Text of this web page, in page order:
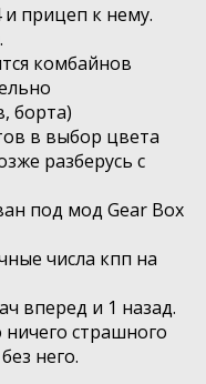
прицеп к нему.
комбайнов
борта)
в выбор цвета
разберусь с
под мод Gear Box
числа кпп на
вперед и 1 назад.
ничего страшного
него.